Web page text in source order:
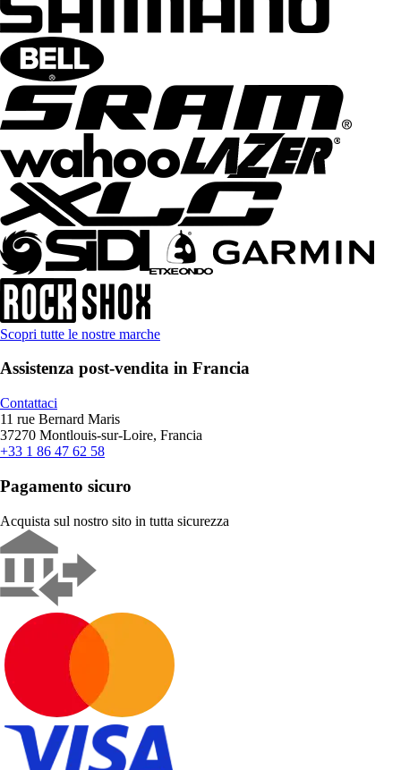
Scopri tutte le nostre marche
Assistenza post-vendita in Francia
Contattaci
11 rue Bernard Maris
37270 Montlouis-sur-Loire, Francia
+33 1 86 47 62 58
Pagamento sicuro
Acquista sul nostro sito in tutta sicurezza